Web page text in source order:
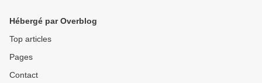
Hébergé par Overblog
Top articles
Pages
Contact